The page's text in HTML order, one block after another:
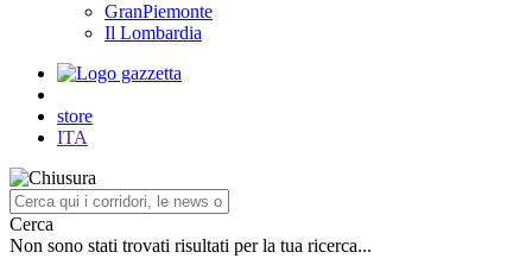
GranPiemonte
Il Lombardia
store
ITA
Cerca
Non sono stati trovati risultati per la tua ricerca...